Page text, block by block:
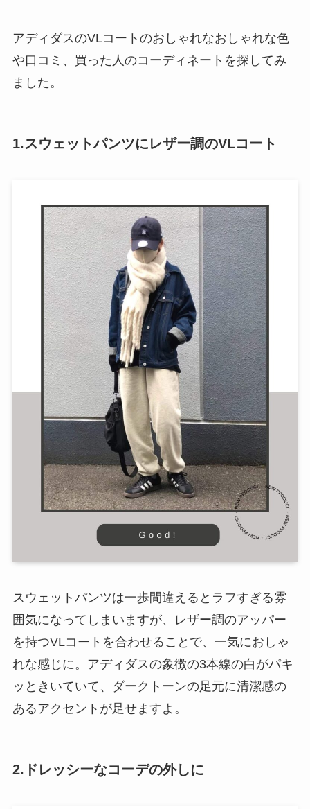
アディダスのVLコートのおしゃれなおしゃれな色
や口コミ、買った人のコーディネートを探してみ
ました。
1.スウェットパンツにレザー調のVLコート
スウェットパンツは一歩間違えるとラフすぎる雰
囲気になってしまいますが、レザー調のアッパー
を持つVLコートを合わせることで、一気におしゃ
れな感じに。アディダスの象徴の3本線の白がパキ
ッときいていて、ダークトーンの足元に清潔感の
あるアクセントが足せますよ。
2.ドレッシーなコーデの外しに